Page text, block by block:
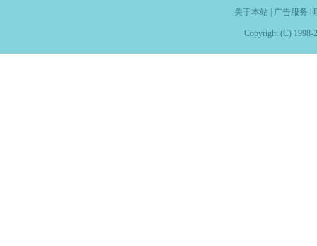
关于本站| 广告服务
Copyright (C) 1998-